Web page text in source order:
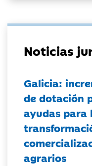
Noticias
Galicia:
de dotación
ayudas para
agrarios